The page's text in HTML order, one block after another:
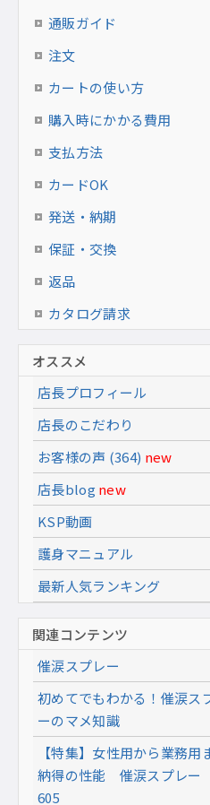
通販ガイド
注文
カートの使い方
購入時にかかる費用
支払方法
カードOK
発送・納期
保証・交換
返品
カタログ請求
オススメ
店長プロフィール
店長のこだわり
お客様の声 (364) new
店長blog new
KSP動画
護身マニュアル
最新人気ランキング
関連コンテンツ
催涙スプレー
初めてでもわかる！催涙ス
ーのマメ知識
【特集】女性用から業務用
納得の性能 催涙スプレ
605